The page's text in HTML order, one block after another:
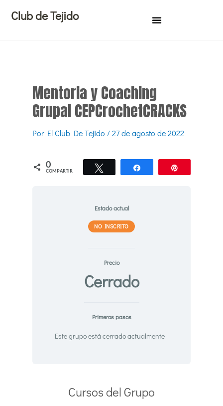
contenido
Club de Tejido
Mentoria y Coaching
Grupal CEPCrochetCRACKS
Por El Club De Tejido /27 de agosto de 2022
0
COMPARTIR
Twittear Compartir
Estado actual
NO INSCRITO
Precio
Cerrado
Primeros pasos
Este grupo está cerrado actualmente
Cursos del Grupo